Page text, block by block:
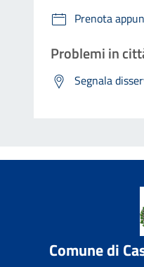
Prenota
Problemi in
Segnala
Comune di